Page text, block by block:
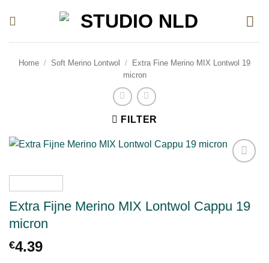
Home / Soft Merino Lontwol /
Extra Fine Merino MIX Lontwol 19
micron
FILTER
Extra Fijne Merino MIX Lontwol Cappu 19
micron
€4.39